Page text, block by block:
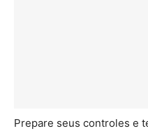
Prepare seus controles e